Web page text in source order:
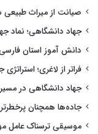
صیانت از میراث طبیعی
جهاد دانشگاهی؛ نماد
دانش آموز استان
فراتر از لاغری؛
جهاد دانشگاهی در
جاده‌ها همچنان
موسیقی ترسناک عامل